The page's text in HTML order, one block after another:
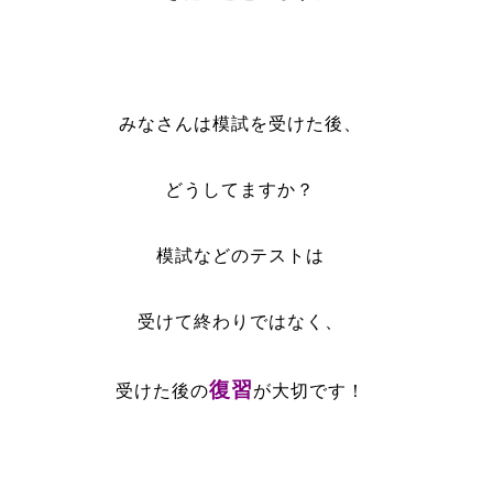
みなさんは模試を受けた後、
どうしてますか？
模試などのテストは
受けて終わりではなく、
受けた後の復習が大切です！